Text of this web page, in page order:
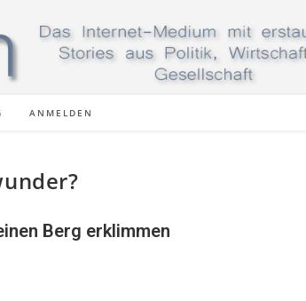
ANMELDEN
Berg erklimmen